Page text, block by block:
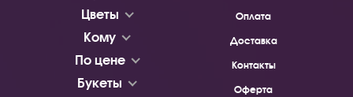
Цветы
Кому
По цене
Букеты
Оплата
Доставка
Контакты
Оферта